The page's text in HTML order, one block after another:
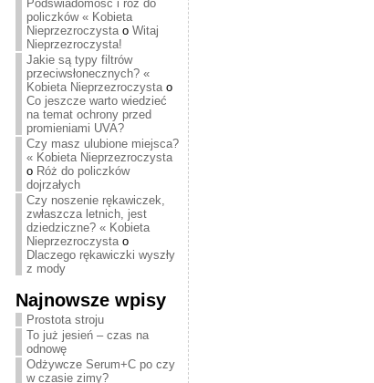
Podświadomość i róż do
policzków « Kobieta
Nieprzezroczystao Witaj
Nieprzezroczysta!
Jakie są typy filtrów
przeciwsłonecznych? «
Kobieta Nieprzezroczystao
Co jeszcze warto wiedzieć
na temat ochrony przed
promieniami UVA?
Czy masz ulubione miejsca?
« Kobieta Nieprzezroczysta
o Róż do policzków
dojrzałych
Czy noszenie rękawiczek,
zwłaszcza letnich, jest
dziedziczne? « Kobieta
Nieprzezroczystao
Dlaczego rękawiczki wyszły
z mody
Najnowsze wpisy
Prostota stroju
To już jesień – czas na
odnowę
Odżywcze Serum+C po czy
w czasie zimy?